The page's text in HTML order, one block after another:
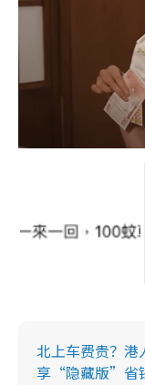
北上车费贵？港
享“隐藏版”省